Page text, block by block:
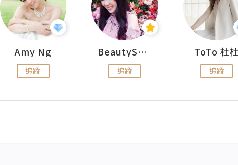
Amy Ng
追蹤
BeautySearch
追蹤
ToTo 杜
追蹤